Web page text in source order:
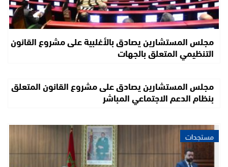
مجلس المستشارين يصادق بالأغلبية على مشروع القانون
التنظيمي المتعلق بالجهات
مجلس المستشارين يصادق على مشروع القانون المتعلق
بنظام الدعم الاجتماعي المباشر
مستجدات